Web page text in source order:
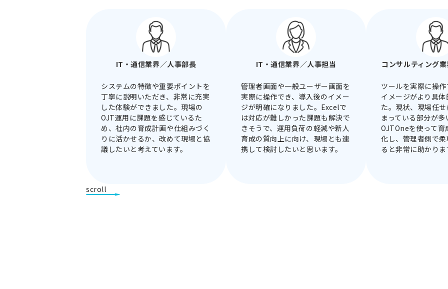
IT・通信業界／人事部長
システムの特徴や重要ポイントを
丁寧に説明いただき、非常に充実
した体験ができました。現場の
OJT運用に課題を感じているた
め、社内の育成計画や仕組みづく
りに活かせるか、改めて現場と協
議したいと考えています。
IT・通信業界／人事担当
管理者画面や一般ユーザー画面を
実際に操作でき、導入後のイメー
ジが明確になりました。Excelで
は対応が難しかった課題も解決で
きそうで、運用負荷の軽減や新人
育成の質向上に向け、現場とも連
携して検討したいと思います。
コンサルティング
ツールを実際に操
イメージがより具
た。現状、現場任せ
まっている部分が多
OJTOneを使って育
化し、管理者側で
ると非常に助かりま
scroll